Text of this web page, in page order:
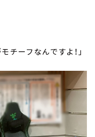
チーフなんですよ！」